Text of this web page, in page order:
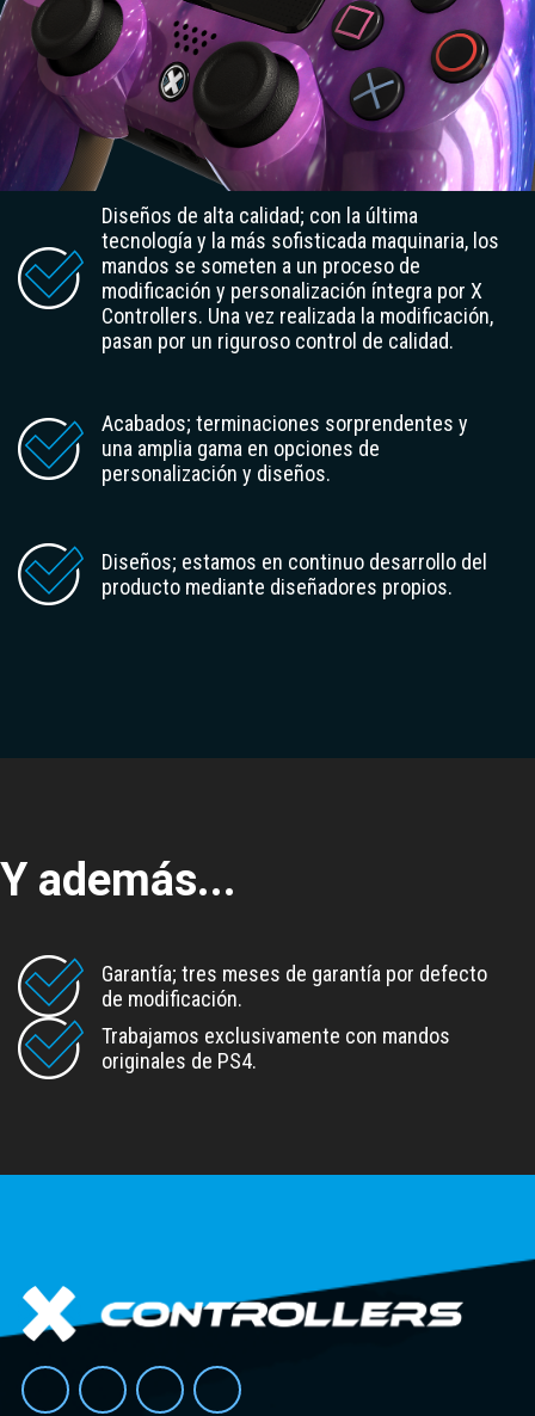
Diseños de alta calidad; con la última
tecnología y la más sofisticada maquinaria, los
mandos se someten a un proceso de
modificación y personalización íntegra por X
Controllers. Una vez realizada la modificación,
pasan por un riguroso control de calidad.
Acabados; terminaciones sorprendentes y
una amplia gama en opciones de
personalización y diseños.
Diseños; estamos en continuo desarrollo del
producto mediante diseñadores propios.
Y además...
Garantía; tres meses de garantía por defecto
de modificación.
Trabajamos exclusivamente con mandos
originales de PS4.